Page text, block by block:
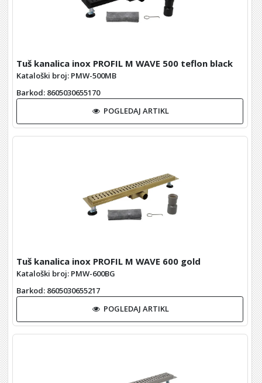
Tuš kanalica inox PROFIL M WAVE 500 teflon black
Kataloški broj: PMW-500MB
Barkod: 8605030655170
POGLEDAJ ARTIKL
Tuš kanalica inox PROFIL M WAVE 600 gold
Kataloški broj: PMW-600BG
Barkod: 8605030655217
POGLEDAJ ARTIKL